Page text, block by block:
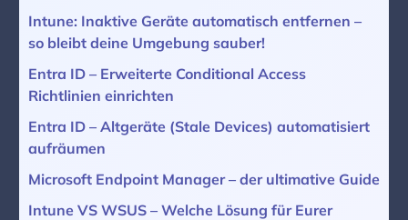
Intune: Inaktive Geräte automatisch entfernen –
so bleibt deine Umgebung sauber!
Entra ID – Erweiterte Conditional Access
Richtlinien einrichten
Entra ID – Altgeräte (Stale Devices) automatisiert
aufräumen
Microsoft Endpoint Manager – der ultimative Guide
Intune VS WSUS – Welche Lösung für Eurer